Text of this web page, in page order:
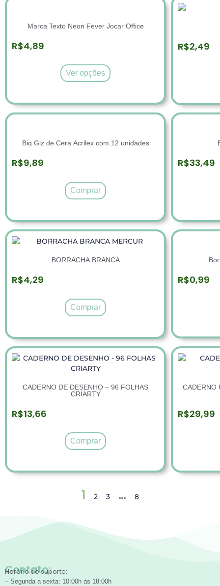
￼Marca Texto Neon Fever Jocar Office
R$4,89
Ver opções
R$2,49
Big Giz de Cera Acrilex com 12 unidades
R$9,89
Comprar
R$33,49
BORRACHA BRANCA
R$4,29
Comprar
R$0,99
CADERNO DE DESENHO – 96 FOLHAS
CRIARTY
R$13,66
Comprar
CADERNO
R$29,99
1 2 3 … 8
Contato:
Horário de suporte:
– Segunda a sexta: 10:00h às 18:00h